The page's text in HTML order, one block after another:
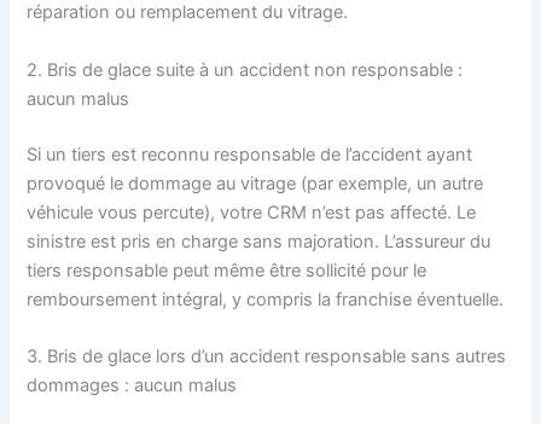
réparation ou remplacement du vitrage.
2. Bris de glace suite à un accident non responsable :
aucun malus
Si un tiers est reconnu responsable de l’accident ayant
provoqué le dommage au vitrage (par exemple, un autre
véhicule vous percute), votre CRM n’est pas affecté. Le
sinistre est pris en charge sans majoration. L’assureur du
tiers responsable peut même être sollicité pour le
remboursement intégral, y compris la franchise éventuelle.
3. Bris de glace lors d’un accident responsable sans autres
dommages : aucun malus